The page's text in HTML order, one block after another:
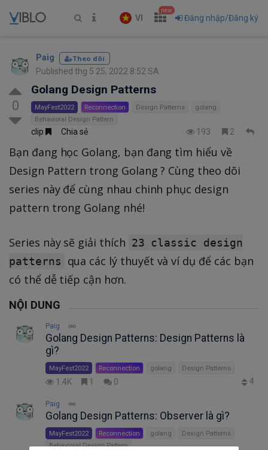
VI
new
Đăng nhập/Đăng ký
Paig Theo dõi
Published thg 5 25, 2022 8:52 SA
0
Golang Design Patterns
MayFest2022 Reconnection Design Patterns
golang
Behavioral Design Pattern
clip Chia sẻ 193 2
Bạn đang học Golang, bạn đang tìm hiểu về
Design Pattern trong Golang ? Cùng theo dõi
series này để cùng nhau chinh phục design
pattern trong Golang nhé!
Series này sẽ giải thích 23 classic design
patterns
qua các lý thuyết và ví dụ để các bạn
có thể dễ tiếp cận hơn.
NỘI DUNG
Paig
Golang Design Patterns: Design Patterns là
gì?
MayFest2022 Reconnection golang Design Patterns
1.4K 1 0 4
Paig
Golang Design Patterns: Observer là gì?
MayFest2022 Reconnection golang
Design Patterns
Behavioral Design Pattern